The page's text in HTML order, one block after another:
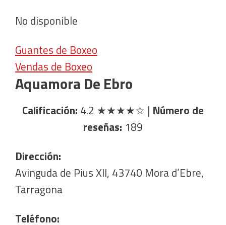
No disponible
Guantes de Boxeo
Vendas de Boxeo
Aquamora De Ebro
Calificación: 4.2 ★★★★☆ | Número de
reseñas: 189
Dirección:
Avinguda de Pius XII, 43740 Mora d’Ebre,
Tarragona
Teléfono: